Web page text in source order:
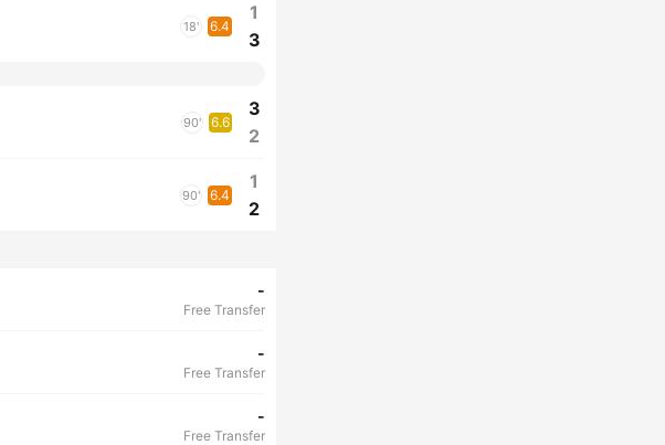
18' 6.4
1
3
90' 6.6
3
2
90' 6.4
1
2
-
Free Transfer
-
Free Transfer
-
Free Transfer